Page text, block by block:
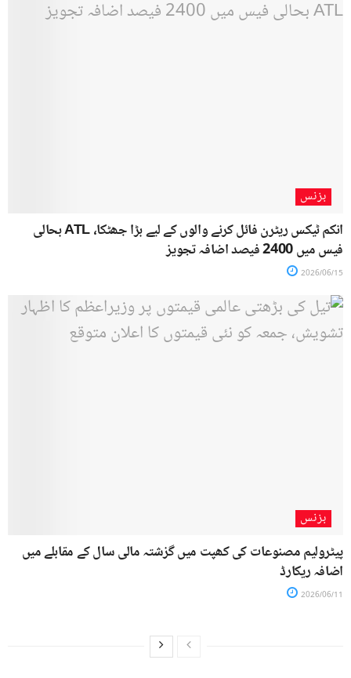
بزنس
انکم ٹیکس ریٹرن فائل کرنے والوں کے لیے بڑا جھٹکا، ATL بحالی
فیس میں 2400 فیصد اضافہ تجویز
2026/06/15
بزنس
پیٹرولیم مصنوعات کی کھپت میں گزشتہ مالی سال کے مقابلے میں
اضافہ ریکارڈ
2026/06/11